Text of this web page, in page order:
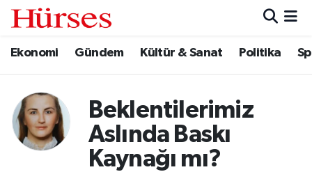
Ekonomi Gündem Kültür & Sanat Politika
Beklentilerimiz
Aslında Baskı
Kaynağı mı?
Ekonomi
Kültür & Sanat
Hava Durumu
Süper Lig Puan Durumu ve Fikstür
Tüm Manşetler